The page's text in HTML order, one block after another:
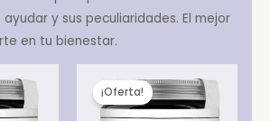
y sus peculiaridades. El mejor
en tu bienestar.
¡Oferta!